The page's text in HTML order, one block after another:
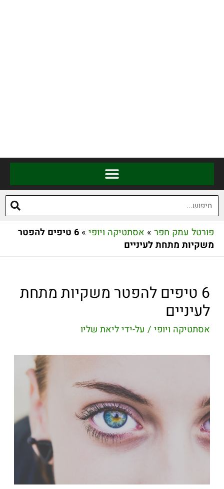
פורטל עמק חפר » אסתטיקה ויופי »
6 טיפים להפטר
משקיות מתחת לעיניים
6 טיפים להפטר משקיות מתחת
לעיניים
אסתטיקה ויופי / על-ידיליאת שליו